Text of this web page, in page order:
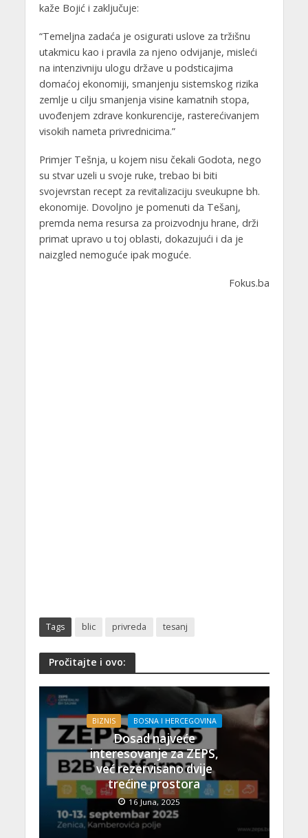
kaže Bojić i zaključuje:
“Temeljna zadaća je osigurati uslove za tržišnu
utakmicu kao i pravila za njeno odvijanje, misleći
na intenzivniju ulogu države u podsticajima
domaćoj ekonomiji, smanjenju sistemskog rizika
zemlje u cilju smanjenja visine kamatnih stopa,
uvođenjem zdrave konkurencije, rasterećivanjem
visokih nameta privrednicima.”
Primjer Tešnja, u kojem nisu čekali Godota, nego
su stvar uzeli u svoje ruke, trebao bi biti
svojevrstan recept za revitalizaciju sveukupne bh.
ekonomije. Dovoljno je pomenuti da Tešanj,
premda nema resursa za proizvodnju hrane, drži
primat upravo u toj oblasti, dokazujući i da je
naizgled nemoguće ipak moguće.
Fokus.ba
Tags blic privreda tesanj
Pročitajte i ovo:
BIZNIS BOSNA I HERCEGOVINA
Dosad najveće
interesovanje za ZEPS,
već rezervisano dvije
trećine prostora
16 Juna, 2025